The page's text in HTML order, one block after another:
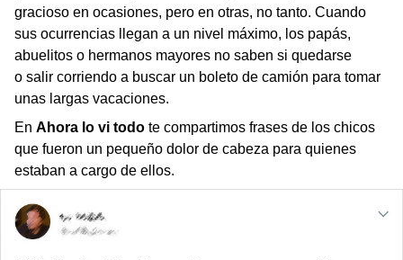
gracioso en ocasiones, pero en otras, no tanto. Cuando
sus ocurrencias llegan a un nivel máximo, los papás,
abuelitos o hermanos mayores no saben si quedarse
o salir corriendo a buscar un boleto de camión para tomar
unas largas vacaciones.
En Ahora lo vi todo te compartimos frases de los chicos
que fueron un pequeño dolor de cabeza para quienes
estaban a cargo de ellos.